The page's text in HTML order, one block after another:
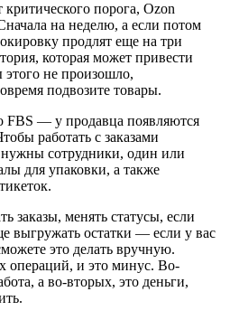
порога, Ozon
на неделю, а если потом
продлят еще на три
которая может привести
не произошло,
подвозите товары.
FBS — у продавца появляются
работать с заказами
нужны сотрудники, один или
для упаковки, а также
заказы, менять статусы, если
выгружать остатки — если у вас
это делать вручную.
операций, и это минус. Во-
а во-вторых, это деньги,